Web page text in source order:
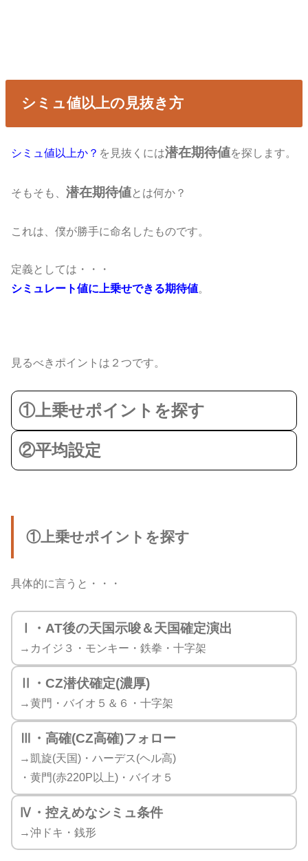
シミュ値以上の見抜き方
シミュ値以上か？ を見抜くには潜在期待値を探します。
そもそも、潜在期待値とは何か？
これは、僕が勝手に命名したものです。
定義としては・・・
シミュレート値に上乗せできる期待値。
見るべきポイントは２つです。
①上乗せポイントを探す
②平均設定
①上乗せポイントを探す
具体的に言うと・・・
Ⅰ・AT後の天国示唆＆天国確定演出
→カイジ３・モンキー・鉄拳・十字架
Ⅱ・CZ潜伏確定(濃厚)
→黄門・バイオ５＆６・十字架
Ⅲ・高確(CZ高確)フォロー
→凱旋(天国)・ハーデス(ヘル高)
・黄門(赤220P以上)・バイオ５
Ⅳ・控えめなシミュ条件
→沖ドキ・銭形